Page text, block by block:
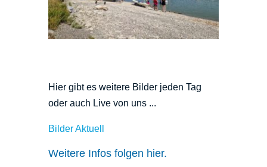
Hier gibt es weitere Bilder jeden Tag
oder auch Live von uns ...
Bilder Aktuell
Weitere Infos folgen hier.